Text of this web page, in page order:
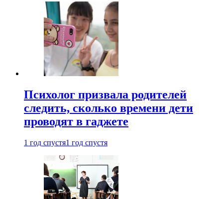
Психолог призвала родителей
следить, сколько времени дети
проводят в гаджете
1 год спустя1 год спустя